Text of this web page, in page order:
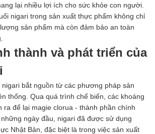
lại nhiều lợi ích cho sức khỏe con người.
nigari trong sản xuất thực phẩm không chỉ
sản phẩm mà còn đảm bảo an toàn
thành và phát triển của
bắt nguồn từ các phương pháp sản
thống. Qua quá trình chế biến, các khoáng
ra để lại magie clorua - thành phần chính
ngày đầu, nigari đã được sử dụng
Nhật Bản, đặc biệt là trong việc sản xuất